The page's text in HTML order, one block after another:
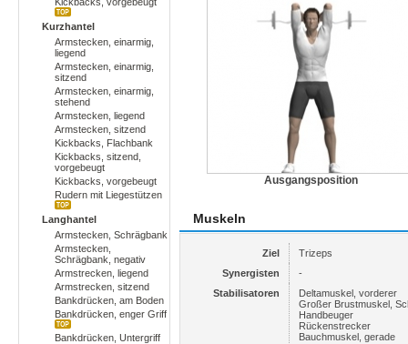
Kurzhantel
Armstecken, einarmig,
liegend
Armstecken, einarmig,
sitzend
Armstecken, einarmig,
stehend
Armstecken, liegend
Armstecken, sitzend
Kickbacks, Flachbank
Kickbacks, sitzend,
vorgebeugt
Kickbacks, vorgebeugt
Rudern mit Liegestützen
Langhantel
Armstecken, Schrägbank
Armstecken,
Schrägbank, negativ
Armstrecken, liegend
Armstrecken, sitzend
Bankdrücken, am Boden
Bankdrücken, enger Griff
Bankdrücken, Untergriff
Ausgangsposition
Muskeln
Ziel
Trizeps
Synergisten
-
Stabilisatoren
Deltamuskel, vorderer
Großer Brustmuskel,
Handbeuger
Rückenstrecker
Bauchmuskel, gerade